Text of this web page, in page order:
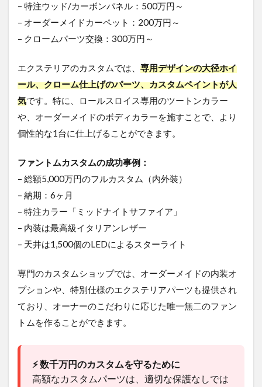
– 特注ウッド/カーボンパネル：500万円～
– オーダーメイドカーペット：200万円～
– クロームパーツ交換：300万円～
エクステリアのカスタムでは、 専用デザインの大径ホイ
ール、クローム仕上げのパーツ、カスタムペイントが人
気です。特に、ロールスロイス専用のツートンカラー
や、オーダーメイドのボディカラーを施すことで、より
個性的な1台に仕上げることができます。
ファントムカスタムの成功事例：
– 総額5,000万円のフルカスタム（内外装）
– 納期：6ヶ月
– 特注カラー「ミッドナイトサファイア」
– 内装は最高級イタリアンレザー
– 天井は1,500個のLEDによるスターライト
専門のカスタムショップでは、オーダーメイドの内装オ
プションや、特別仕様のエクステリアパーツも提供され
ており、オーナーのこだわりに応じた唯一無二のファン
トムを作ることができます。
⚡ 数千万円のカスタムを守るために
高額なカスタムパーツは、適切な保護なしでは